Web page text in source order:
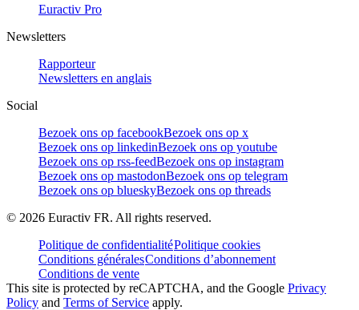
Euractiv Pro
Newsletters
Rapporteur
Newsletters en anglais
Social
Bezoek ons op facebookBezoek ons op x
Bezoek ons op linkedinBezoek ons op youtube
Bezoek ons op rss-feedBezoek ons op instagram
Bezoek ons op mastodonBezoek ons op telegram
Bezoek ons op blueskyBezoek ons op threads
© 2026 Euractiv FR. All rights reserved.
Politique de confidentialitéPolitique cookies
Conditions généralesConditions d’abonnement
Conditions de vente
This site is protected by reCAPTCHA, and the Google Privacy
Policy and Terms of Service apply.